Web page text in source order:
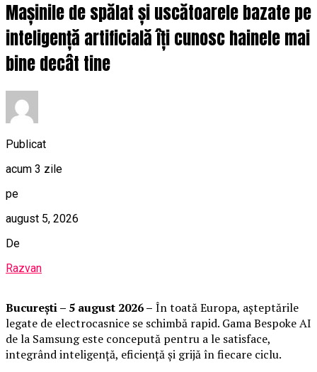
Mașinile de spălat și uscătoarele bazate pe
inteligență artificială îți cunosc hainele mai
bine decât tine
Publicat
acum 3 zile
pe
august 5, 2026
De
Razvan
București – 5 august 2026 – În toată Europa, așteptările
legate de electrocasnice se schimbă rapid. Gama Bespoke AI
de la Samsung este concepută pentru a le satisface,
integrând inteligență, eficiență și grijă în fiecare ciclu.